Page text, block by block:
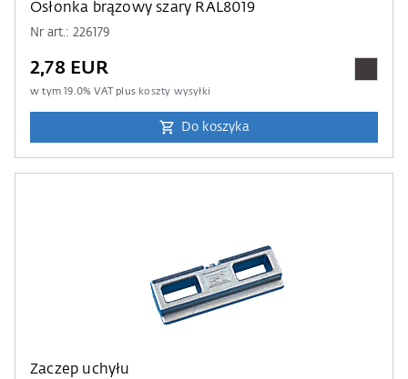
Osłonka brązowy szary RAL8019
Nr art.: 226179
2,78 EUR
w tym19.0% VAT plus koszty wysyłki
Do koszyka
Zaczep uchyłu